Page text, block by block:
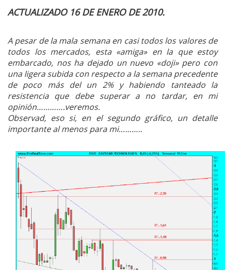
ACTUALIZADO 16 DE ENERO DE 2010.
A pesar de la mala semana en casi todos los valores de
todos los mercados, esta «amiga» en la que estoy
embarcado, nos ha dejado un nuevo «doji» pero con
una ligera subida con respecto a la semana precedente
de poco más del un 2% y habiendo tanteado la
resistencia que debe superar a no tardar, en mi
opinión………….veremos.
Observad, eso si, en el segundo gráfico, un detalle
importante al menos para mi………..